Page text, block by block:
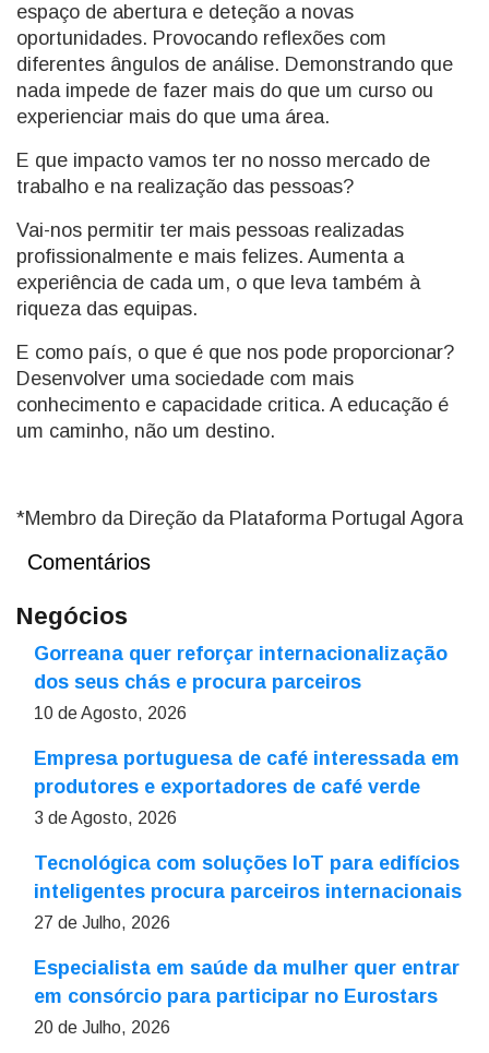
espaço de abertura e deteção a novas
oportunidades. Provocando reflexões com
diferentes ângulos de análise. Demonstrando que
nada impede de fazer mais do que um curso ou
experienciar mais do que uma área.
E que impacto vamos ter no nosso mercado de
trabalho e na realização das pessoas?
Vai-nos permitir ter mais pessoas realizadas
profissionalmente e mais felizes. Aumenta a
experiência de cada um, o que leva também à
riqueza das equipas.
E como país, o que é que nos pode proporcionar?
Desenvolver uma sociedade com mais
conhecimento e capacidade critica. A educação é
um caminho, não um destino.
*Membro da Direção da Plataforma Portugal Agora
Comentários
Negócios
Gorreana quer reforçar internacionalização
dos seus chás e procura parceiros
10 de Agosto, 2026
Empresa portuguesa de café interessada em
produtores e exportadores de café verde
3 de Agosto, 2026
Tecnológica com soluções IoT para edifícios
inteligentes procura parceiros internacionais
27 de Julho, 2026
Especialista em saúde da mulher quer entrar
em consórcio para participar no Eurostars
20 de Julho, 2026